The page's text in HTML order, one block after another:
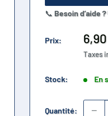
📞 Besoin d’aide
Prix:
Prix
Taxes
Stock: En
Quantité: